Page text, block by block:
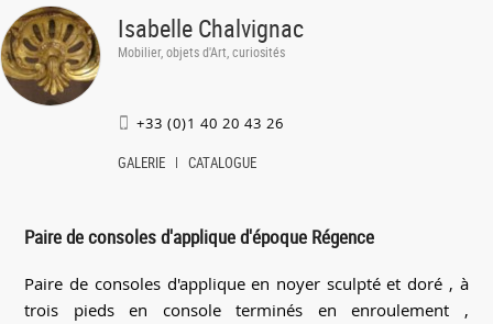
Isabelle Chalvignac
Mobilier, objets d'Art, curiosités
+33 (0)1 40 20 43 26
GALERIE CATALOGUE
Paire de consoles d'applique d'époque Régence
Paire de consoles d'applique en noyer sculpté et doré , à
trois pieds en console terminés en enroulement ,